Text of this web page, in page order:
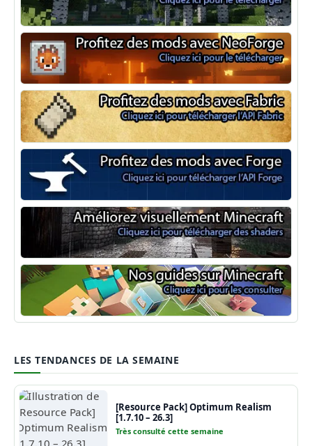
Optifine
NeoForge
Minecraft Fabric
Minecraft Forge
Shaders Minecraft
Guide Minecraft
LES TENDANCES DE LA SEMAINE
[Resource Pack] Optimum Realism
[1.7.10 – 26.3]
Très consulté cette semaine